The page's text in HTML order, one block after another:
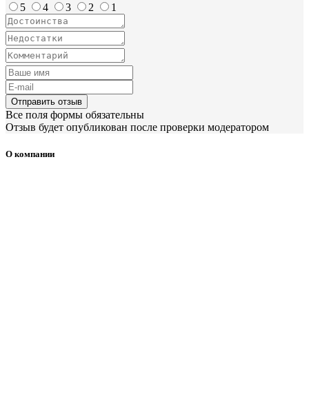
5 4 3 2 1
Отправить отзыв
Все поля формы обязательны
Отзыв будет опубликован после проверки модератором
О компании